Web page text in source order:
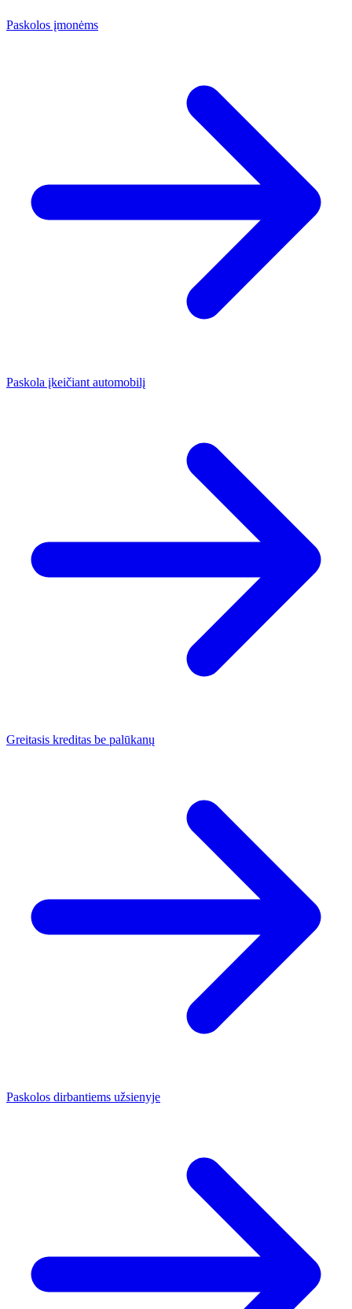
Paskolos įmonėms
Paskola įkeičiant automobilį
Greitasis kreditas be palūkanų
Paskolos dirbantiems užsienyje